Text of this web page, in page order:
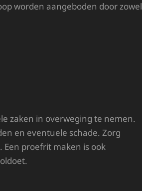
worden aangeboden door zowel
zaken in overweging te nemen.
en eventuele schade. Zorg
Een proefrit maken is ook